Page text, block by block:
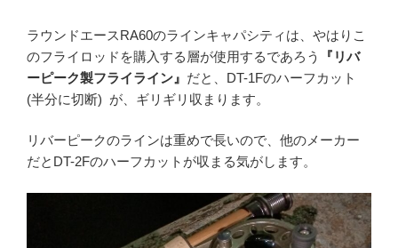
ラウンドエースRA60のラインキャパシティは、やはりこ
のフライロッドを購入する層が使用するであろう
『リバ
ーピーク製フライライン』 だと、DT-1Fのハーフカット
(半分に切断) が、ギリギリ収まります。
リバーピークのラインは重めで長いので、他のメーカー
だとDT-2Fのハーフカットが収まる気がします。